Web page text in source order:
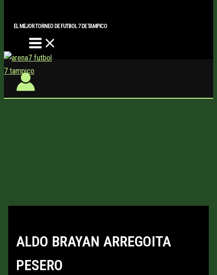
EL MEJOR TORNEO DE FUTBOL 7 DE TAMPICO
ALDO BRAYAN ARREGOITA
PESERO